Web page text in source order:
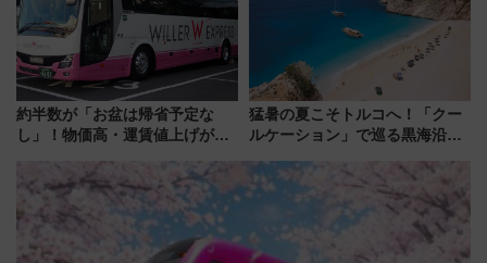
約半数が「お盆は帰省予定な
し」！物価高・運賃値上げが財
りたいけど……【WILLER お盆
帰省動向調査】
猛暑の夏こそトルコへ！「クー
ルケーション」で巡る黒海沿岸
連検索数が前年比237％増、ナ
ショジオも認める『2026年に訪
れるべき世界の旅先』